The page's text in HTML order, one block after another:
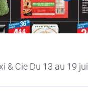
& Cie Du 13 au 19